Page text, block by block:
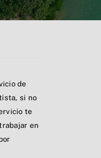
de
si no
te
en